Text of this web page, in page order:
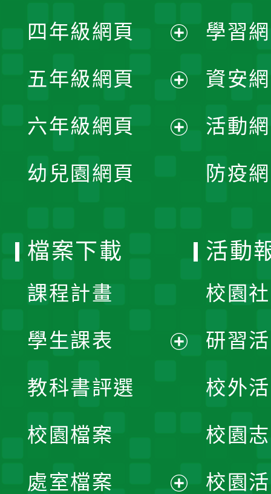
單
選
單
開
選
單
四年級網頁
開
選
五年級網頁
開
六年級網頁
幼兒園網頁
學習
資安
活動
防疫
檔案下載
課程計畫
學生課表
單
教科書評選
校園檔案
處室檔案
活動
校園
研習
校外
校園
校園